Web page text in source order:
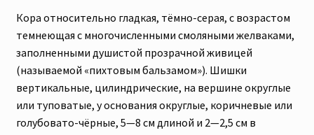
Кора относительно гладкая, тёмно-серая, с возрастом
темнеющая с многочисленными смоляными желваками,
заполненными душистой прозрачной живицей
(называемой «пихтовым бальзамом»). Шишки
вертикальные, цилиндрические, на вершине округлые
или туповатые, у основания округлые, коричневые или
голубовато-чёрные, 5—8 см длиной и 2—2,5 см в